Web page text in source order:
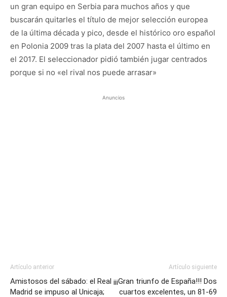
un gran equipo en Serbia para muchos años y que
buscarán quitarles el título de mejor selección europea
de la última década y pico, desde el histórico oro español
en Polonia 2009 tras la plata del 2007 hasta el último en
el 2017. El seleccionador pidió también jugar centrados
porque si no «el rival nos puede arrasar»
Anuncios
Artículo anterior
Amistosos del sábado: el Real
Madrid se impuso al Unicaja;
Artículo siguiente
¡¡¡Gran triunfo de España!!! Dos
cuartos excelentes, un 81-69